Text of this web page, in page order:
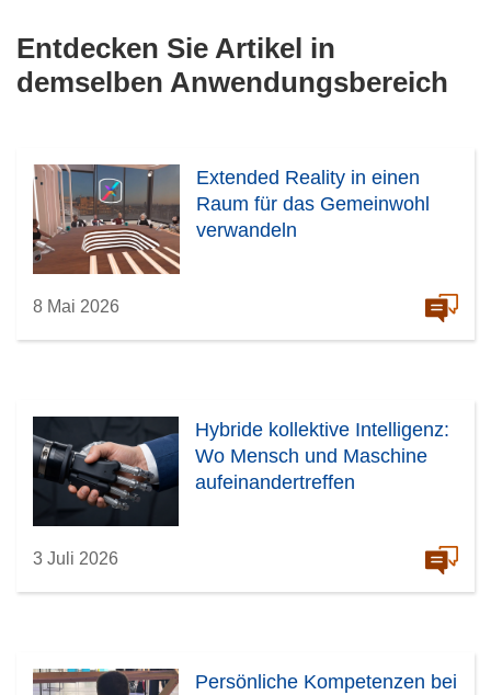
Entdecken Sie Artikel in
demselben Anwendungsbereich
Extended Reality in einen
Raum für das Gemeinwohl
verwandeln
8 Mai 2026
Hybride kollektive Intelligenz:
Wo Mensch und Maschine
aufeinandertreffen
3 Juli 2026
Persönliche Kompetenzen bei